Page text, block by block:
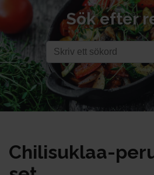
Sök efter
Chi­li­suk­laa-